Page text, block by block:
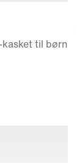
til børn